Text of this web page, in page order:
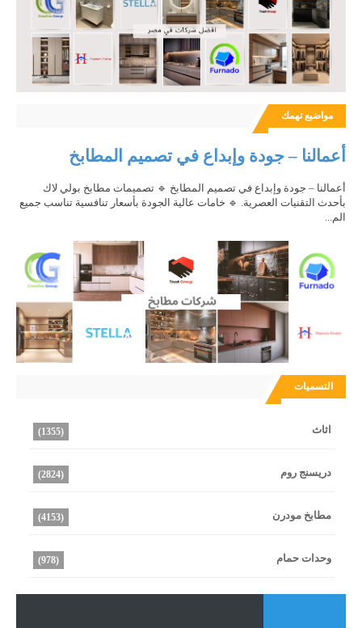
مواضيع تهمك
أعمالنا – جودة وإبداع في تصميم المطابخ
أعمالنا – جودة وإبداع في تصميم المطابخ 🔹 تصميمات مطابخ بولي لاك
بأحدث التقنيات العصرية. 🔹 خامات عالية الجودة بأسعار تنافسية تناسب جميع
الم...
التسميات
اثاث (1355)
دريسنج روم (2824)
مطابخ مودرن (4153)
وحدات حمام (978)